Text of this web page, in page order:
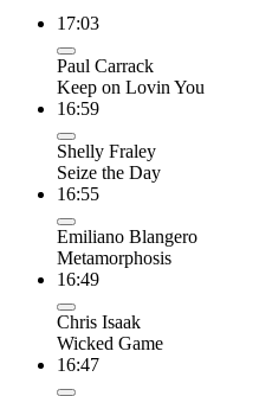
17:03
Paul Carrack
Keep on Lovin You
16:59
Shelly Fraley
Seize the Day
16:55
Emiliano Blangero
Metamorphosis
16:49
Chris Isaak
Wicked Game
16:47